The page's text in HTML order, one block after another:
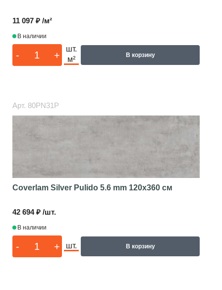
11 097 ₽ /м²
В наличии
- +
шт.
м²
В корзину
Арт. 80PN31P
Coverlam Silver Pulido 5.6 mm 120x360 см
42 694 ₽ /шт.
В наличии
- + шт. В корзину